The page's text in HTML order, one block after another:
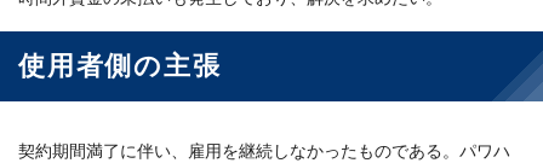
使用者側の主張
契約期間満了に伴い、雇用を継続しなかったものである。パワハ